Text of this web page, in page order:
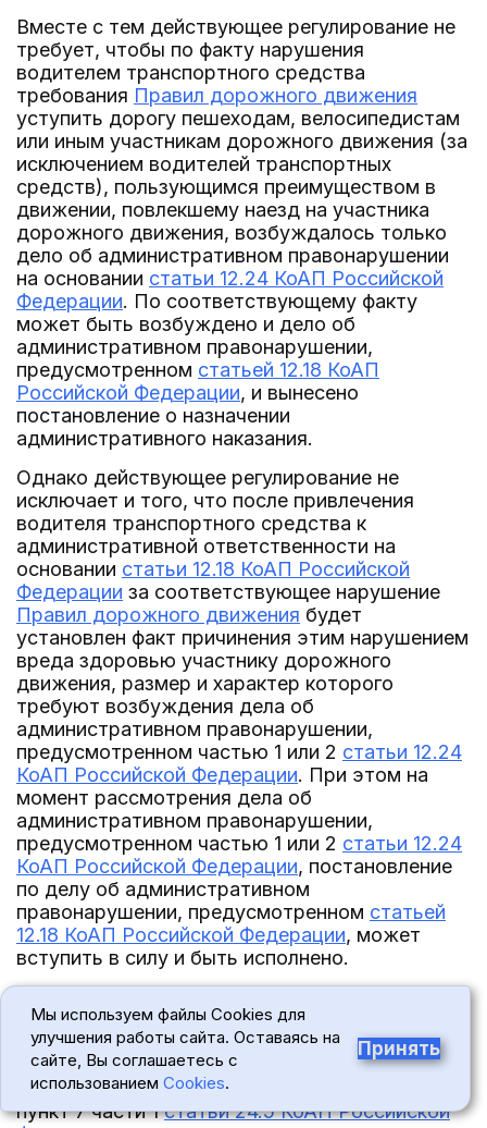
Вместе с тем действующее регулирование не
требует, чтобы по факту нарушения
водителем транспортного средства
требования Правил дорожного движения
уступить дорогу пешеходам, велосипедистам
или иным участникам дорожного движения (за
исключением водителей транспортных
средств), пользующимся преимуществом в
движении, повлекшему наезд на участника
дорожного движения, возбуждалось только
дело об административном правонарушении
на основании статьи 12.24 КоАП Российской
Федерации. По соответствующему факту
может быть возбуждено и дело об
административном правонарушении,
предусмотренном статьей 12.18 КоАП
Российской Федерации, и вынесено
постановление о назначении
административного наказания.
Однако действующее регулирование не
исключает и того, что после привлечения
водителя транспортного средства к
административной ответственности на
основании статьи 12.18 КоАП Российской
Федерации за соответствующее нарушение
Правил дорожного движения будет
установлен факт причинения этим нарушением
вреда здоровью участнику дорожного
движения, размер и характер которого
требуют возбуждения дела об
административном правонарушении,
предусмотренном частью 1 или 2 статьи 12.24
КоАП Российской Федерации. При этом на
момент рассмотрения дела об
административном правонарушении,
предусмотренном частью 1 или 2 статьи 12.24
КоАП Российской Федерации, постановление
по делу об административном
правонарушении, предусмотренном статьей
12.18 КоАП Российской Федерации, может
вступить в силу и быть исполнено.
Российской Федерацииникто не может нести
административную ответственность дважды
за одно и то же административное
правонарушение. Конкретизируя это правило,
пункт 7 части 1статьи 24.5 КоАП Российской
Мы используем файлы Cookies для
улучшения работы сайта. Оставаясь на
сайте, Вы соглашаетесь с
использованием Cookies.
Принять